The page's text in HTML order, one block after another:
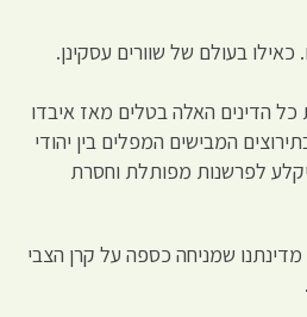
בעולם של שוורים עסקינן.
הדינים האלה בטלים מאז איבדו
המבישים המפלים בין יהודי
לפרשנות מפותלת וחסרת
שמניחה כספה על קרן הצבי